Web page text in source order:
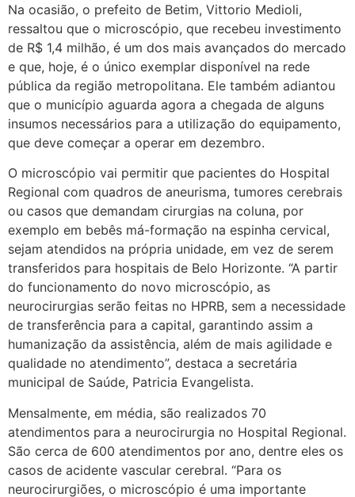
Na ocasião, o prefeito de Betim, Vittorio Medioli,
ressaltou que o microscópio, que recebeu investimento
de R$ 1,4 milhão, é um dos mais avançados do mercado
e que, hoje, é o único exemplar disponível na rede
pública da região metropolitana. Ele também adiantou
que o município aguarda agora a chegada de alguns
insumos necessários para a utilização do equipamento,
que deve começar a operar em dezembro.
O microscópio vai permitir que pacientes do Hospital
Regional com quadros de aneurisma, tumores cerebrais
ou casos que demandam cirurgias na coluna, por
exemplo em bebês má-formação na espinha cervical,
sejam atendidos na própria unidade, em vez de serem
transferidos para hospitais de Belo Horizonte. “A partir
do funcionamento do novo microscópio, as
neurocirurgias serão feitas no HPRB, sem a necessidade
de transferência para a capital, garantindo assim a
humanização da assistência, além de mais agilidade e
qualidade no atendimento”, destaca a secretária
municipal de Saúde, Patricia Evangelista.
Mensalmente, em média, são realizados 70
atendimentos para a neurocirurgia no Hospital Regional.
São cerca de 600 atendimentos por ano, dentre eles os
casos de acidente vascular cerebral. “Para os
neurocirurgiões, o microscópio é uma importante